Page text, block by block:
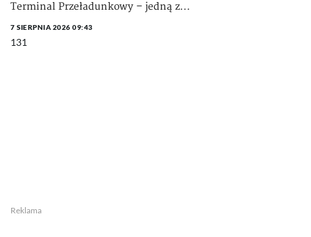
Terminal Przeładunkowy – jedną z...
7 SIERPNIA 2026 09:43
131
Reklama